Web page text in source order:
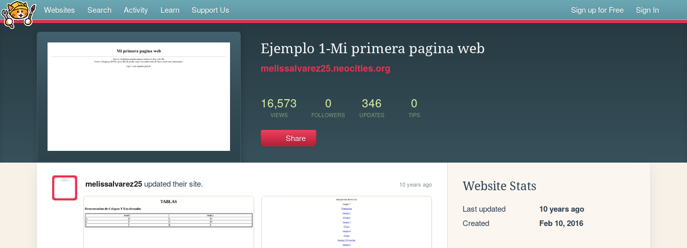
Websites Search Activity Learn Support Us Sign up for Free Sign In
Ejemplo 1-Mi primera pagina web
melissalvarez25.neocities.org
16,573
VIEWS
0
FOLLOWERS
346
UPDATES
0
TIPS
Share
melissalvarez25updated their site. 10 years ago Website Stats
Last updated 10 years ago
Created Feb 10, 2016